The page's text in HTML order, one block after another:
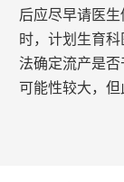
后应尽早请医
时，计划生育
法确定流产是
可能性较大，但